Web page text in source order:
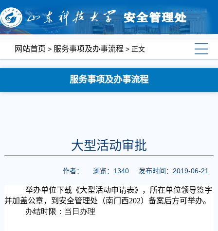
网站首页 > 服务事项及办事流程 > 正文
服务事项及办事流程
大型活动审批
发布时间：2019-06-21
浏览： 1340
作者：
举办单位下载《大型活动申请表》，所在单位领导签字
并加盖公章，到安全管理处（南门西202）备案后方可举办。
办结时限：当日办理